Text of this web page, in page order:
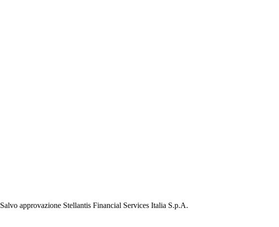
Salvo approvazione Stellantis Financial Services Italia S.p.A.